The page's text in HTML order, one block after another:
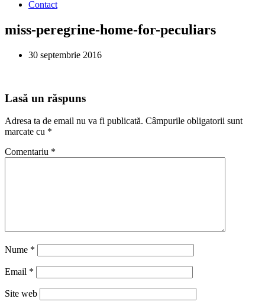
Contact
miss-peregrine-home-for-peculiars
30 septembrie 2016
Lasă un răspuns
Adresa ta de email nu va fi publicată. Câmpurile obligatorii sunt
marcate cu *
Comentariu *
Nume *
Email *
Site web